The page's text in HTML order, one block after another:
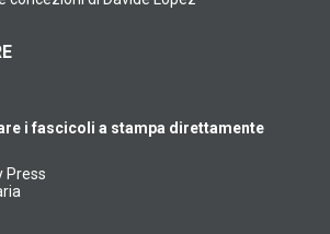
i fascicoli a stampa direttamente
Press